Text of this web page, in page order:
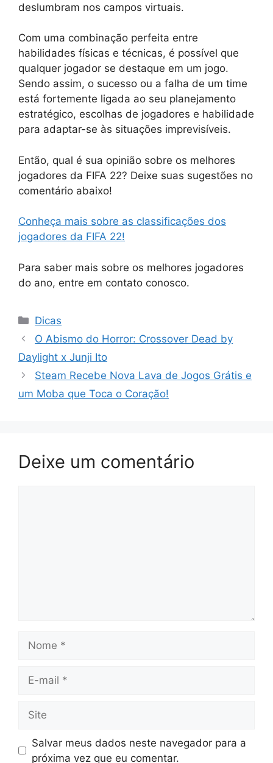
deslumbram nos campos virtuais.
Com uma combinação perfeita entre
habilidades físicas e técnicas, é possível que
qualquer jogador se destaque em um jogo.
Sendo assim, o sucesso ou a falha de um time
está fortemente ligada ao seu planejamento
estratégico, escolhas de jogadores e habilidade
para adaptar-se às situações imprevisíveis.
Então, qual é sua opinião sobre os melhores
jogadores da FIFA 22? Deixe suas sugestões no
comentário abaixo!
Conheça mais sobre as classificações dos
jogadores da FIFA 22!
Para saber mais sobre os melhores jogadores
do ano, entre em contato conosco.
Categorias
Dicas
O Abismo do Horror: Crossover Dead by
Daylight x Junji Ito
Steam Recebe Nova Lava de Jogos Grátis e
um Moba que Toca o Coração!
Deixe um comentário
mail
Salvar meus dados neste navegador para a
próxima vez que eu comentar.